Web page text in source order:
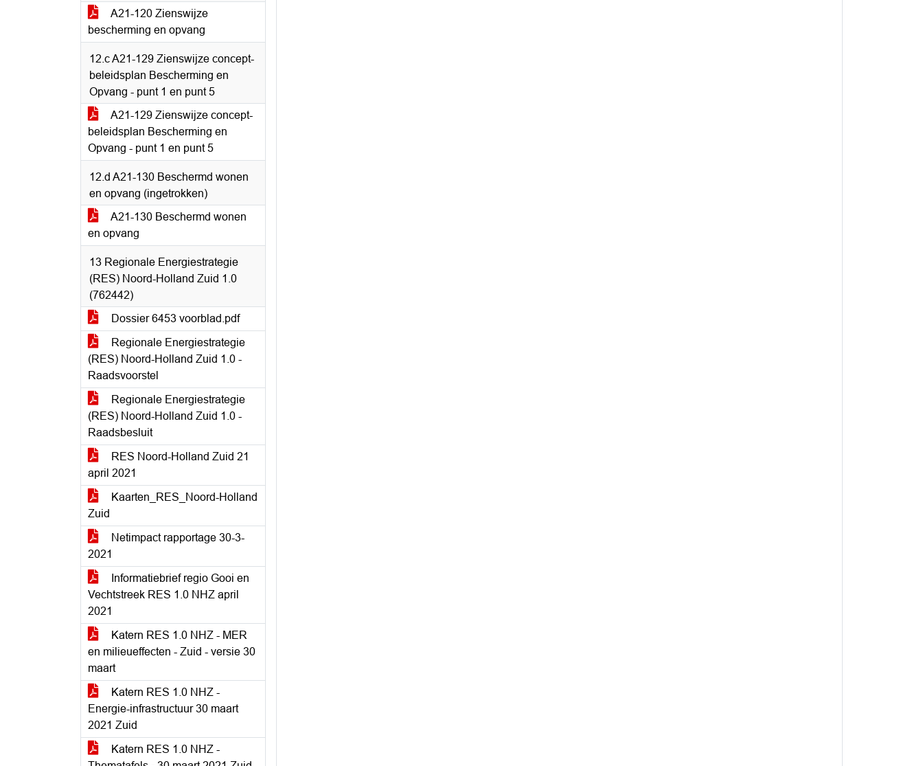
A21-120 Zienswijze
bescherming en opvang
12.c A21-129 Zienswijze concept-
beleidsplan Bescherming en
Opvang - punt 1 en punt 5
A21-129 Zienswijze concept-
beleidsplan Bescherming en
Opvang - punt 1 en punt 5
12.d A21-130 Beschermd wonen
en opvang (ingetrokken)
A21-130 Beschermd wonen
en opvang
13 Regionale Energiestrategie
(RES) Noord-Holland Zuid 1.0
(762442)
Dossier 6453 voorblad.pdf
Regionale Energiestrategie
(RES) Noord-Holland Zuid 1.0 -
Raadsvoorstel
Regionale Energiestrategie
(RES) Noord-Holland Zuid 1.0 -
Raadsbesluit
RES Noord-Holland Zuid 21
april 2021
Kaarten_RES_Noord-Holland
Zuid
Netimpact rapportage 30-3-
2021
Informatiebrief regio Gooi en
Vechtstreek RES 1.0 NHZ april
2021
Katern RES 1.0 NHZ - MER
en milieueffecten - Zuid - versie 30
maart
Katern RES 1.0 NHZ -
Energie-infrastructuur 30 maart
2021 Zuid
Katern RES 1.0 NHZ -